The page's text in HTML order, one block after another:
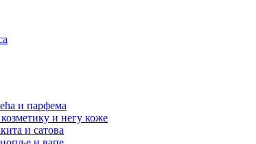
и парфема
и негу коже
и сатова